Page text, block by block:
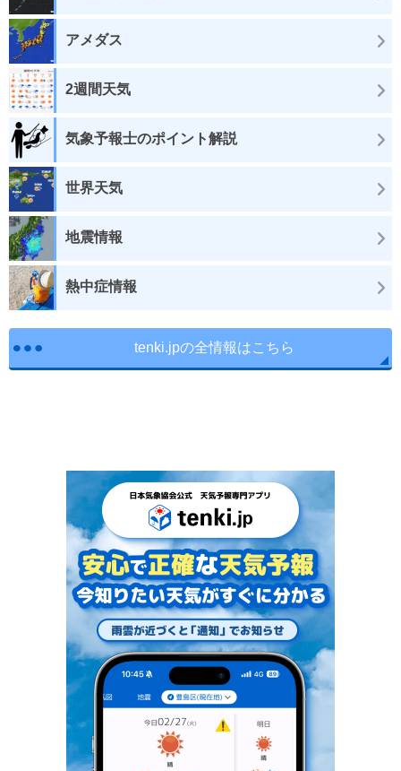
アメダス
2週間天気
気象予報士のポイント解説
世界天気
地震情報
熱中症情報
tenki.jpの全情報はこちら